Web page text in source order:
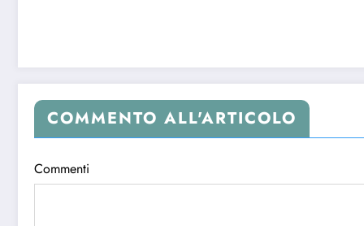
COMMENTO ALL'ARTICOLO
Commenti